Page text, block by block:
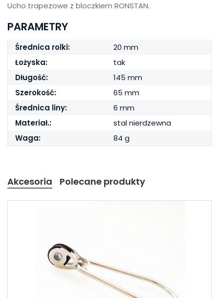
Ucho trapezowe z bloczkiem RONSTAN.
PARAMETRY
Średnica rolki:
20 mm
Łożyska:
tak
Długość:
145 mm
Szerokość:
65 mm
Średnica liny:
6 mm
Materiał.:
stal nierdzewna
Waga:
84 g
Akcesoria Polecane produkty